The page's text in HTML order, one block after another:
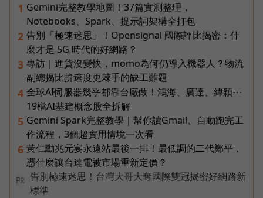
1 Gemini完整教學地圖！37篇實測整理，
Notebooks、Spark、提示詞架構全打包
2 告別「極速迷思」！Opensignal 國際評比揭密：什
麼才是 5G 時代的好網路？
3 專訪｜進貨沒變快，momo為何仍導入機器人？物流
副總揭比拚速度更棘手的缺工難題
4 全球AI伺服器幾乎都靠台廠做！鴻海、廣達、緯穎⋯
19檔AI基建概念股全拆解
5 Gemini Spark完整教學｜幫你讀Gmail、自動跑完工
作流程，3個超實用情境一次看
6 黃仁勳兆元宴永遠站最後一排！最低調的二代鄭平，
憑什麼讓台達電被市場重新定價？
PR
告別極速迷思！台灣大哥大奪國際雙冠揭密好網路新
標準